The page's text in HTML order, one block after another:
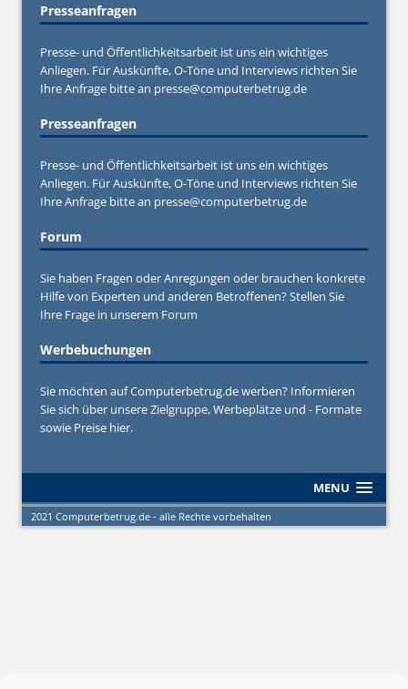
Presseanfragen
Presse- und Öffentlichkeitsarbeit ist uns ein wichtiges
Anliegen. Für Auskünfte, O-Töne und Interviews richten Sie
Ihre Anfrage bitte an presse@computerbetrug.de
Presseanfragen
Presse- und Öffentlichkeitsarbeit ist uns ein wichtiges
Anliegen. Für Auskünfte, O-Töne und Interviews richten Sie
Ihre Anfrage bitte an presse@computerbetrug.de
Forum
Sie haben Fragen oder Anregungen oder brauchen konkrete
Hilfe von Experten und anderen Betroffenen? Stellen Sie
Ihre Frage in unserem Forum
Werbebuchungen
Sie möchten auf Computerbetrug.de werben? Informieren
Sie sich über unsere Zielgruppe, Werbeplätze und - Formate
sowie Preise hier.
MENU
2021 Computerbetrug.de - alle Rechte vorbehalten